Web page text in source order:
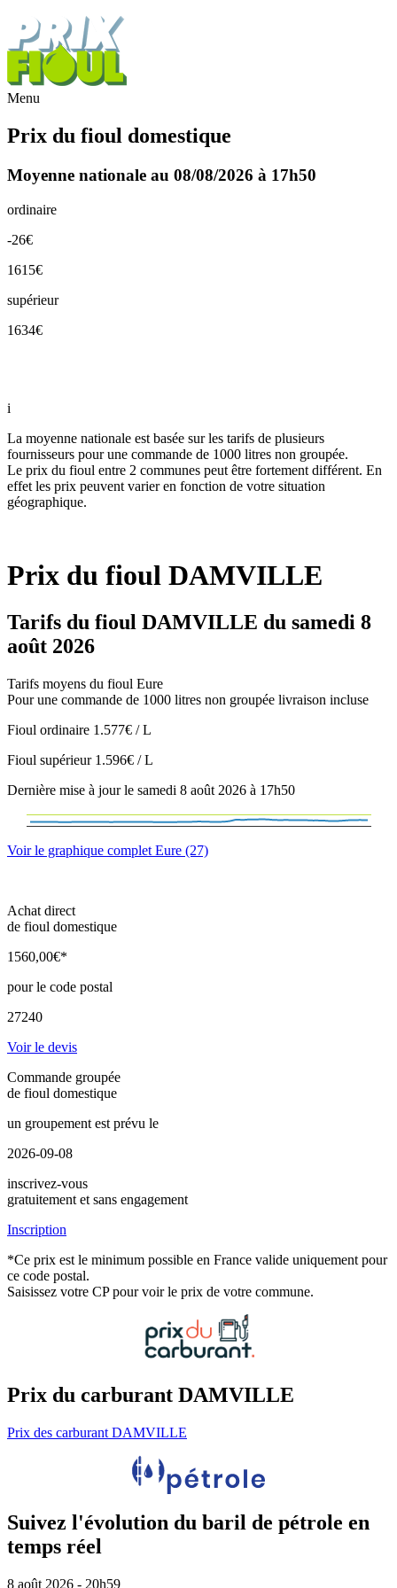
Menu
Prix du fioul domestique
Moyenne nationale au 08/08/2026 à 17h50
ordinaire
-26€
1615€
supérieur
1634€
i
La moyenne nationale est basée sur les tarifs de plusieurs
fournisseurs pour une commande de 1000 litres non groupée.
Le prix du fioul entre 2 communes peut être fortement différent. En
effet les prix peuvent varier en fonction de votre situation
géographique.
Prix du fioul DAMVILLE
Tarifs du fioul DAMVILLE du samedi 8
août 2026
Tarifs moyens du fioul Eure
Pour une commande de 1000 litres non groupée livraison incluse
Fioul ordinaire 1.577€ / L
Fioul supérieur 1.596€ / L
Dernière mise à jour le samedi 8 août 2026 à 17h50
Voir le graphique complet Eure (27)
Achat direct
de fioul domestique
1560,00€*
pour le code postal
27240
Voir le devis
Commande groupée
de fioul domestique
un groupement est prévu le
2026-09-08
inscrivez-vous
gratuitement et sans engagement
Inscription
*Ce prix est le minimum possible en France valide uniquement pour
ce code postal.
Saisissez votre CP pour voir le prix de votre commune.
Prix du carburant DAMVILLE
Prix des carburant DAMVILLE
Suivez l'évolution du baril de pétrole en
temps réel
8 août 2026 - 20h59